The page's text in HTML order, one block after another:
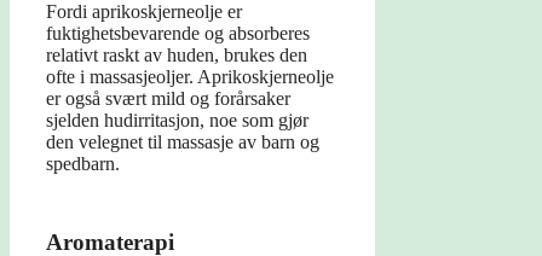
Fordi aprikoskjerneolje er
fuktighetsbevarende og absorberes
relativt raskt av huden, brukes den
ofte i massasjeoljer. Aprikoskjerneolje
er også svært mild og forårsaker
sjelden hudirritasjon, noe som gjør
den velegnet til massasje av barn og
spedbarn.
Aromaterapi